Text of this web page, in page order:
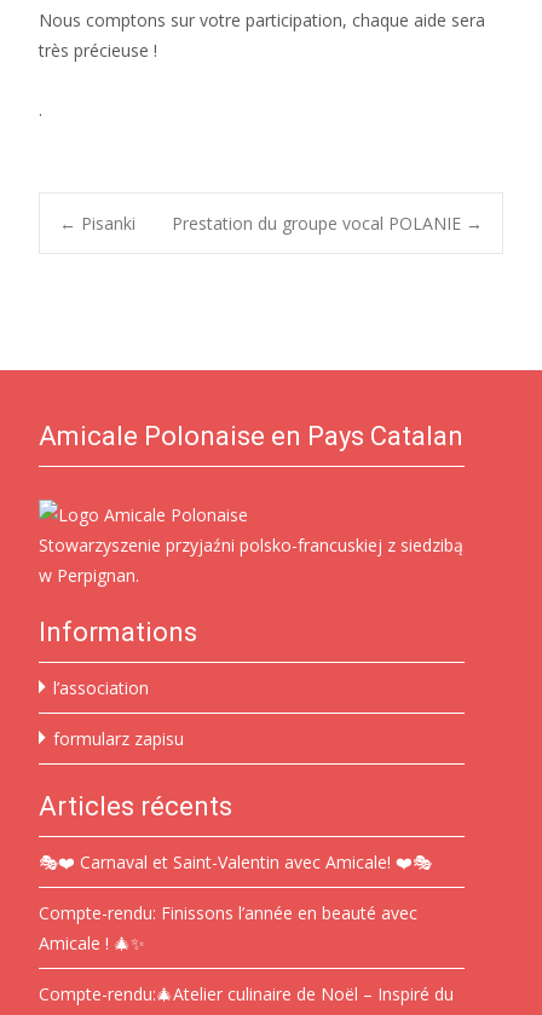
Nous comptons sur votre participation, chaque aide sera
très précieuse !
.
Post
← Pisanki Prestation du groupe vocal POLANIE →
Amicale Polonaise en Pays Catalan
Stowarzyszenie przyjaźni polsko-francuskiej z siedzibą
w Perpignan.
Informations
l’association
formularz zapisu
Articles récents
🎭❤️ Carnaval et Saint-Valentin avec Amicale! ❤️🎭
Compte-rendu: Finissons l’année en beauté avec
Amicale ! 🎄✨
Compte-rendu:🎄Atelier culinaire de Noël – Inspiré du